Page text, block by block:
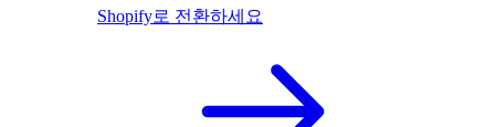
Shopify로 전환하세요